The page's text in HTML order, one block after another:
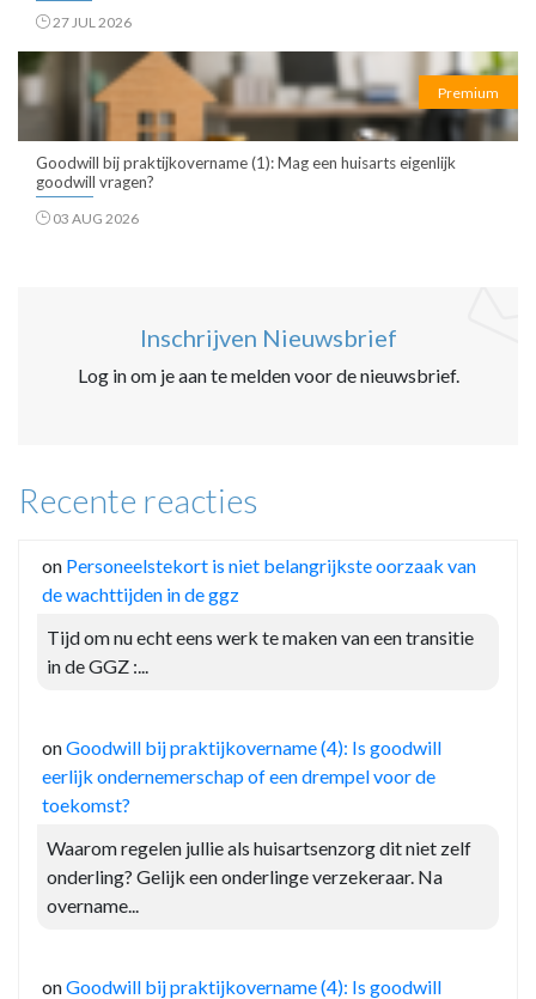
27 JUL 2026
Premium
Goodwill bij praktijkovername (1): Mag een huisarts eigenlijk
goodwill vragen?
03 AUG 2026
Inschrijven Nieuwsbrief
Log in om je aan te melden voor de nieuwsbrief.
Recente reacties
on Personeelstekort is niet belangrijkste oorzaak van
de wachttijden in de ggz
Tijd om nu echt eens werk te maken van een transitie
in de GGZ :...
onGoodwill bij praktijkovername (4): Is goodwill
eerlijk ondernemerschap of een drempel voor de
toekomst?
Waarom regelen jullie als huisartsenzorg dit niet zelf
onderling? Gelijk een onderlinge verzekeraar. Na
overname...
onGoodwill bij praktijkovername (4): Is goodwill